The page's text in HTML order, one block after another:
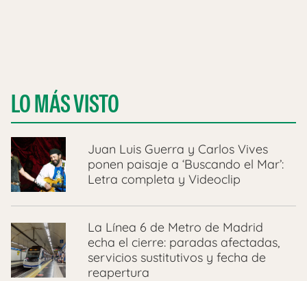
LO MÁS VISTO
Juan Luis Guerra y Carlos Vives
ponen paisaje a ‘Buscando el Mar’:
Letra completa y Videoclip
La Línea 6 de Metro de Madrid
echa el cierre: paradas afectadas,
servicios sustitutivos y fecha de
reapertura